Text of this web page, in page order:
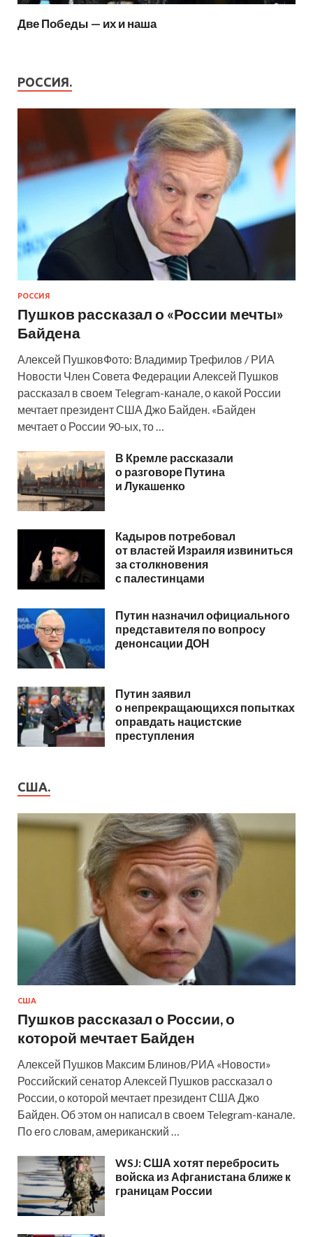
Две Победы — их и наша
РОССИЯ.
РОССИЯ
Пушков рассказал о «России мечты»
Байдена
Алексей ПушковФото: Владимир Трефилов / РИА
Новости Член Совета Федерации Алексей Пушков
рассказал в своем Telegram-канале, о какой России
мечтает президент США Джо Байден. «Байден
мечтает о России 90-ых, то …
В Кремле рассказали
о разговоре Путина
и Лукашенко
Кадыров потребовал
от властей Израиля извиниться
за столкновения
с палестинцами
Путин назначил официального
представителя по вопросу
денонсации ДОН
Путин заявил
о непрекращающихся попытках
оправдать нацистские
преступления
США.
США
Пушков рассказал о России, о
которой мечтает Байден
Алексей Пушков Максим Блинов/РИА «Новости»
Российский сенатор Алексей Пушков рассказал о
России, о которой мечтает президент США Джо
Байден. Об этом он написал в своем Telegram-канале.
По его словам, американский …
WSJ: США хотят перебросить
войска из Афганистана ближе к
границам России